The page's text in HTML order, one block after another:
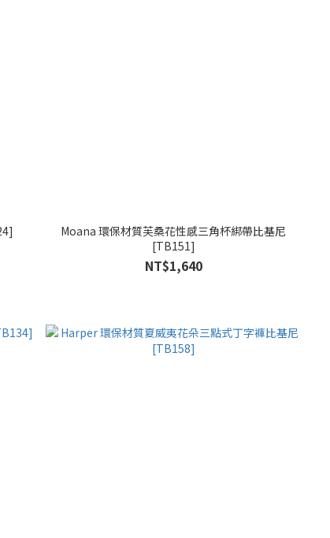
Moana 環保材質芙桑花性感三角杯綁帶比基尼
[TB151]
NT$1,640